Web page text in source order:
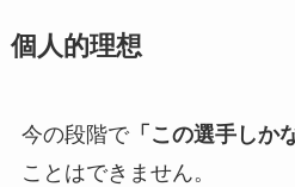
個人的理想
今の段階で「この選手しか
ことはできません。